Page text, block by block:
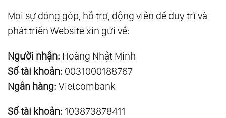
Mọi sự đóng góp, hỗ trợ, động viên để duy trì và
phát triển Website xin gửi về:
Người nhận: Hoàng Nhật Minh
Số tài khoản: 0031000188767
Ngân hàng: Vietcombank
Số tài khoản: 103873878411